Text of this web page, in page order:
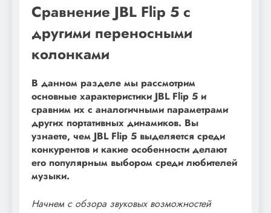
Сравнение JBL Flip 5 с
другими переносными
колонками
В данном разделе мы рассмотрим
основные характеристики JBL Flip 5 и
сравним их с аналогичными параметрами
других портативных динамиков. Вы
узнаете, чем JBL Flip 5 выделяется среди
конкурентов и какие особенности делают
его популярным выбором среди любителей
музыки.
Начнем с обзора звуковых возможностей